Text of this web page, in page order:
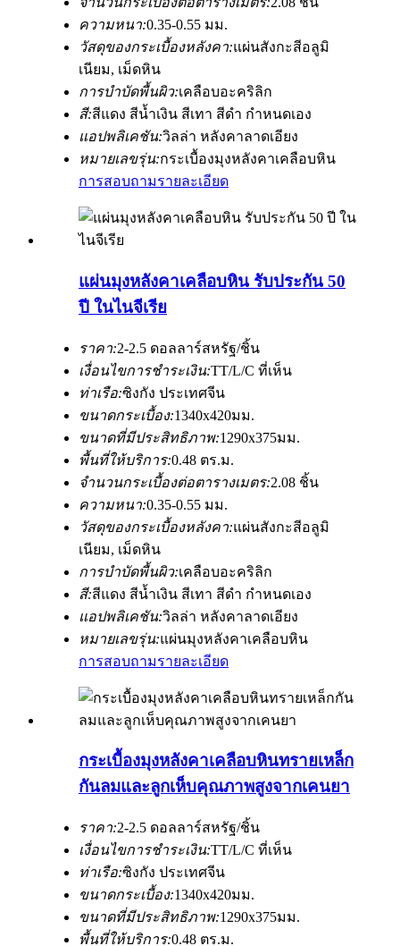
ความหนา:0.35-0.55 มม.
วัสดุของกระเบื้องหลังคา:แผ่นสังกะสีอลูมิ
เนียม, เม็ดหิน
การบำบัดพื้นผิว:เคลือบอะคริลิก
สี:สีแดง สีน้ำเงิน สีเทา สีดำ กำหนดเอง
แอปพลิเคชัน:วิลล่า หลังคาลาดเอียง
หมายเลขรุ่น:กระเบื้องมุงหลังคาเคลือบหิน
การสอบถามรายละเอียด
แผ่นมุงหลังคาเคลือบหิน รับประกัน 50
ปี ในไนจีเรีย
ราคา:2-2.5 ดอลลาร์สหรัฐ/ชิ้น
เงื่อนไขการชำระเงิน:TT/L/C ที่เห็น
ท่าเรือ:ซิงกัง ประเทศจีน
ขนาดกระเบื้อง:1340x420มม.
ขนาดที่มีประสิทธิภาพ:1290x375มม.
พื้นที่ให้บริการ:0.48 ตร.ม.
จำนวนกระเบื้องต่อตารางเมตร:2.08 ชิ้น
ความหนา:0.35-0.55 มม.
วัสดุของกระเบื้องหลังคา:แผ่นสังกะสีอลูมิ
เนียม, เม็ดหิน
การบำบัดพื้นผิว:เคลือบอะคริลิก
สี:สีแดง สีน้ำเงิน สีเทา สีดำ กำหนดเอง
แอปพลิเคชัน:วิลล่า หลังคาลาดเอียง
หมายเลขรุ่น:แผ่นมุงหลังคาเคลือบหิน
การสอบถามรายละเอียด
กระเบื้องมุงหลังคาเคลือบหินทรายเหล็ก
กันลมและลูกเห็บคุณภาพสูงจากเคนยา
ราคา:2-2.5 ดอลลาร์สหรัฐ/ชิ้น
เงื่อนไขการชำระเงิน:TT/L/C ที่เห็น
ท่าเรือ:ซิงกัง ประเทศจีน
ขนาดกระเบื้อง:1340x420มม.
ขนาดที่มีประสิทธิภาพ:1290x375มม.
พื้นที่ให้บริการ:0.48 ตร.ม.